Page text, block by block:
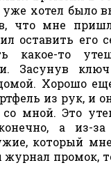
хотел было
что мне
оставить его
какое-то
Засунув
Хорошо
из рук, и
мной. Это
а из-
который
журнал промок,